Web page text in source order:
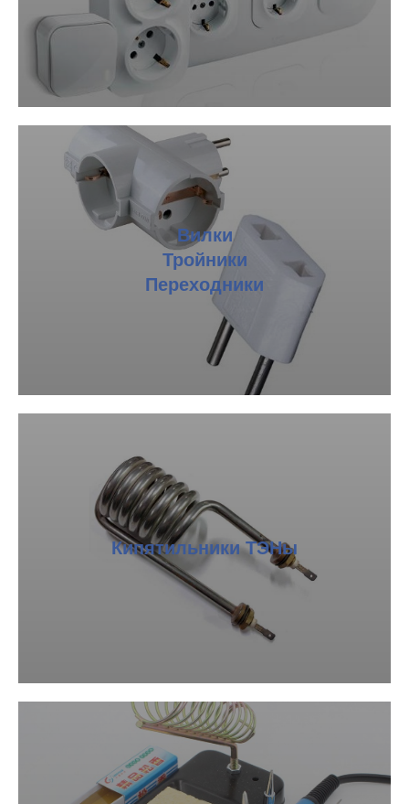
Вилки
Тройники
Переходники
Кипятильники ТЭНы